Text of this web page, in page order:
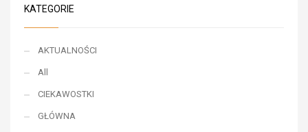
KATEGORIE
AKTUALNOŚCI
All
CIEKAWOSTKI
GŁÓWNA